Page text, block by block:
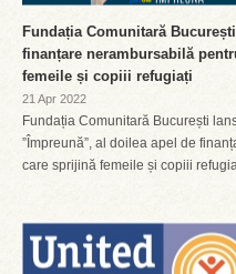
Fundația Comunitară
finanțare nerambursabilă
femeile și copiii refugiați
21 Apr 2022
Fundația Comunitară București
”Împreună”, al doilea apel de
care sprijină femeile și copiii